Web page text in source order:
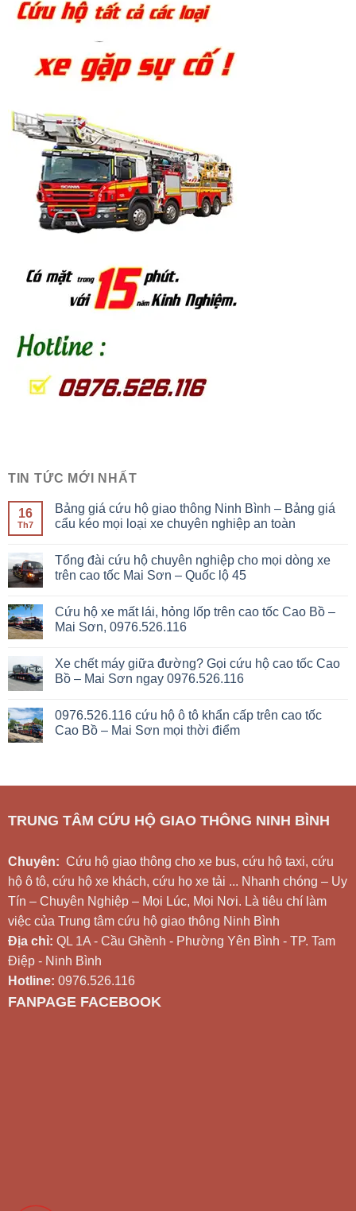
TIN TỨC MỚI NHẤT
16
Th7
Bảng giá cứu hộ giao thông Ninh Bình – Bảng giá
cẩu kéo mọi loại xe chuyên nghiệp an toàn
Tổng đài cứu hộ chuyên nghiệp cho mọi dòng xe
trên cao tốc Mai Sơn – Quốc lộ 45
Cứu hộ xe mất lái, hỏng lốp trên cao tốc Cao Bồ –
Mai Sơn, 0976.526.116
Xe chết máy giữa đường? Gọi cứu hộ cao tốc Cao
Bồ – Mai Sơn ngay 0976.526.116
0976.526.116 cứu hộ ô tô khẩn cấp trên cao tốc
Cao Bồ – Mai Sơn mọi thời điểm
TRUNG TÂM CỨU HỘ GIAO THÔNG NINH BÌNH
Chuyên: Cứu hộ giao thông cho xe bus, cứu hộ taxi, cứu
hộ ô tô, cứu hộ xe khách, cứu họ xe tải ... Nhanh chóng – Uy
Tín – Chuyên Nghiệp – Mọi Lúc, Mọi Nơi. Là tiêu chí làm
việc của Trung tâm cứu hộ giao thông Ninh Bình
Địa chỉ: QL 1A - Cầu Ghềnh - Phường Yên Bình - TP. Tam
Điệp - Ninh Bình
Hotline: 0976.526.116
FANPAGE FACEBOOK